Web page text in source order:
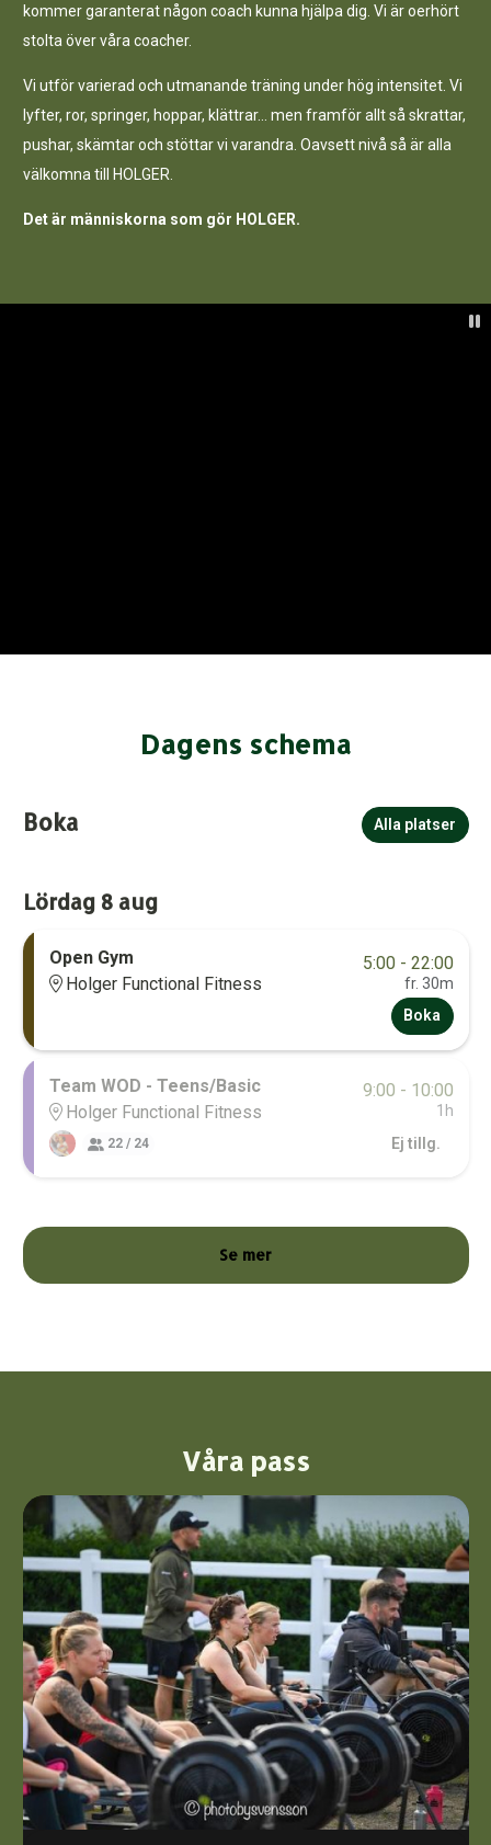
kommer garanterat någon coach kunna hjälpa dig. Vi är oerhört
stolta över våra coacher.
Vi utför varierad och utmanande träning under hög intensitet. Vi
lyfter, ror, springer, hoppar, klättrar… men framför allt så skrattar,
pushar, skämtar och stöttar vi varandra. Oavsett nivå så är alla
välkomna till HOLGER.
Det är människorna som gör HOLGER.
Dagens schema
Boka Alla platser
Lördag 8 aug
5:00 - 22:00
fr. 30m
Open Gym
Holger Functional Fitness
Boka
9:00 - 10:00
1h
Team WOD - Teens/Basic
Holger Functional Fitness
22 / 24 Ej tillg.
Se mer
Våra pass